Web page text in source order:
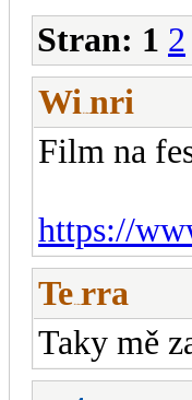
Stran: 1 2
Wi
-diskusni-forum-nri
Film na
https://
Te -diskusni-forum-rra
Taky mě